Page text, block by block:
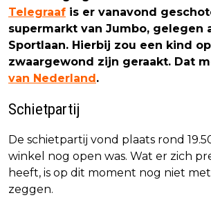
Telegraaf is er vanavond
supermarkt van Jumbo, gelegen
Sportlaan. Hierbij zou een kind
zwaargewond zijn geraakt. Dat
van Nederland .
Schietpartij
De schietpartij vond plaats rond
winkel nog open was. Wat er zich
heeft, is op dit moment nog niet
zeggen.